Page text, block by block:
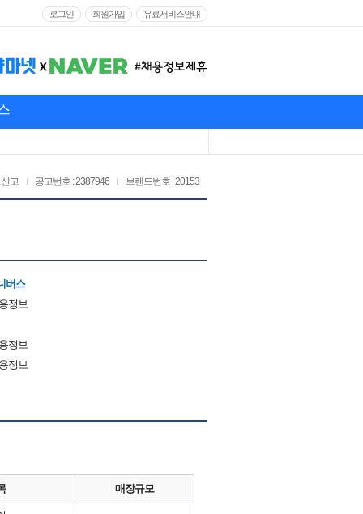
로그인 회원가입 유료서비스안내
브랜드번호 : 20153
공고번호 : 2387946
고
버스
정보
정보
정보
매장규모